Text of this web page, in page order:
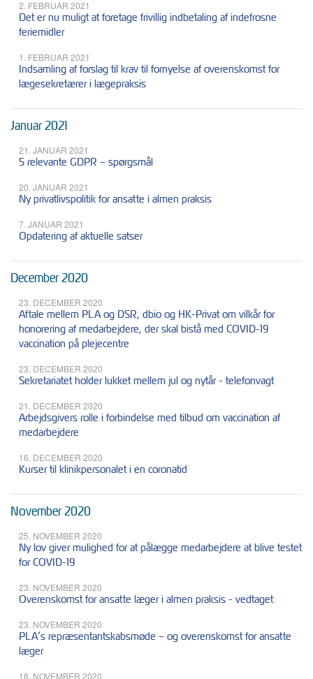
2. FEBRUAR 2021
Det er nu muligt at foretage frivillig indbetaling af indefrosne
feriemidler
1. FEBRUAR 2021
Indsamling af forslag til krav til fornyelse af overenskomst for
lægesekretærer i lægepraksis
Januar 2021
21. JANUAR 2021
5 relevante GDPR – spørgsmål
20. JANUAR 2021
Ny privatlivspolitik for ansatte i almen praksis
7. JANUAR 2021
Opdatering af aktuelle satser
December 2020
23. DECEMBER 2020
Aftale mellem PLA og DSR, dbio og HK-Privat om vilkår for
honorering af medarbejdere, der skal bistå med COVID-19
vaccination på plejecentre
23. DECEMBER 2020
Sekretariatet holder lukket mellem jul og nytår - telefonvagt
21. DECEMBER 2020
Arbejdsgivers rolle i forbindelse med tilbud om vaccination af
medarbejdere
16. DECEMBER 2020
Kurser til klinikpersonalet i en coronatid
November 2020
25. NOVEMBER 2020
Ny lov giver mulighed for at pålægge medarbejdere at blive testet
for COVID-19
23. NOVEMBER 2020
Overenskomst for ansatte læger i almen praksis - vedtaget
23. NOVEMBER 2020
PLA’s repræsentantskabsmøde – og overenskomst for ansatte
læger
18. NOVEMBER 2020